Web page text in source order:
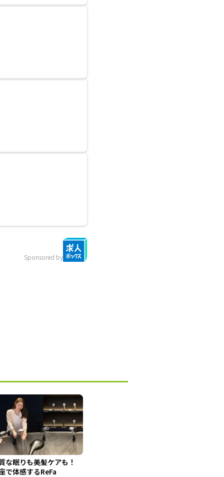
Sponsored by
な眠りも美髪ケアも！
で体感するReFa